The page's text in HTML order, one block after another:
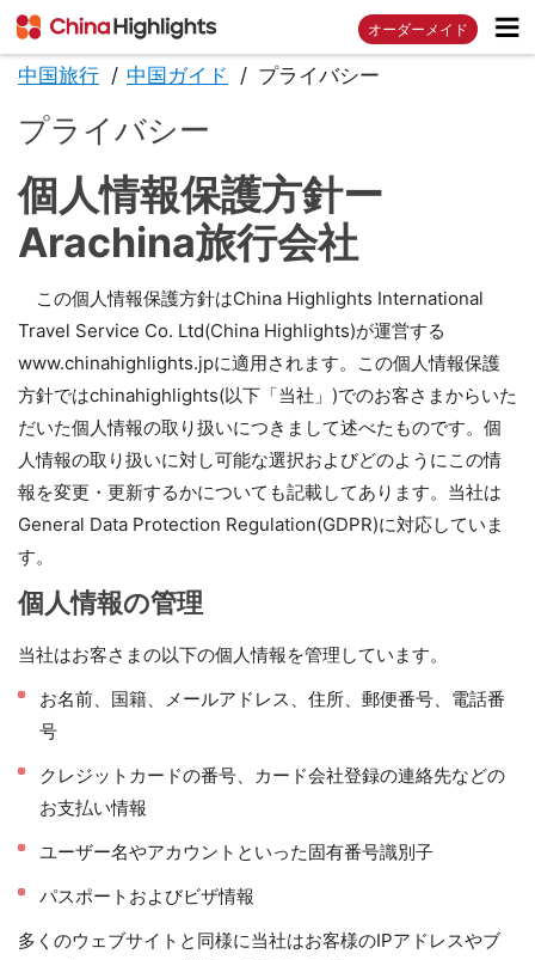
オーダーメイド
中国旅行 中国ガイド プライバシー
プライバシー
個人情報保護方針ー
Arachina旅行会社
この個人情報保護方針はChina Highlights International
Travel Service Co. Ltd(China Highlights)が運営する
www.chinahighlights.jpに適用されます。この個人情報保護
方針ではchinahighlights(以下「当社」)でのお客さまからいた
だいた個人情報の取り扱いにつきまして述べたものです。個
人情報の取り扱いに対し可能な選択およびどのようにこの情
報を変更・更新するかについても記載してあります。当社は
General Data Protection Regulation(GDPR)に対応していま
す。
個人情報の管理
当社はお客さまの以下の個人情報を管理しています。
お名前、国籍、メールアドレス、住所、郵便番号、電話番
号
クレジットカードの番号、カード会社登録の連絡先などの
お支払い情報
ユーザー名やアカウントといった固有番号識別子
パスポートおよびビザ情報
多くのウェブサイトと同様に当社はお客様のIPアドレスやブ